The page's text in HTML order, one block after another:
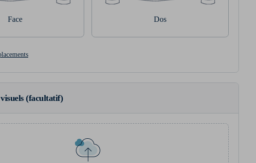
Face Dos
(facultatif)